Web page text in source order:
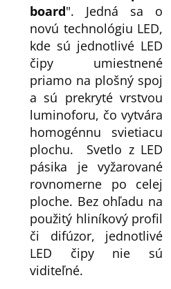
board". Jedná sa o
novú technológiu LED,
kde sú jednotlivé LED
čipy umiestnené
priamo na plošný spoj
a sú prekryté vrstvou
luminoforu, čo vytvára
homogénnu svietiacu
plochu. Svetlo z LED
pásika je vyžarované
rovnomerne po celej
ploche. Bez ohľadu na
použitý hliníkový profil
či difúzor, jednotlivé
LED čipy nie sú
viditeľné.